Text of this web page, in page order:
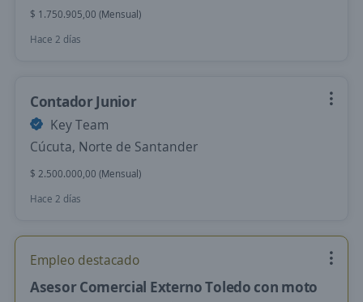
$ 1.750.905,00 (Mensual)
Hace 2 días
Contador Junior
Key Team
Cúcuta, Norte de Santander
$ 2.500.000,00 (Mensual)
Hace 2 días
Empleo destacado
Asesor Comercial Externo Toledo con moto